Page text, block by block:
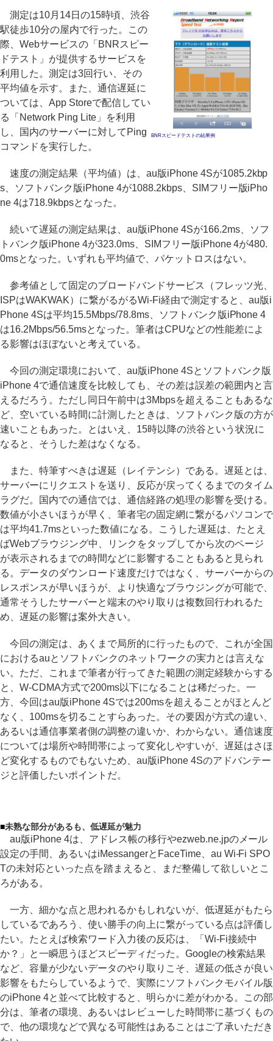
BNRスピードテストの結果例
測定は10月14日の15時頃、渋谷
駅徒歩10分の屋内で行った。この
際、Webサービスの「BNRスピー
ドテスト」が提供するサービスを
利用した。測定は3回行い、その
平均値を示す。また、通信遅延に
ついては、App Storeで配信してい
る「Network Ping Lite」を利用
し、国内のサーバーに対してPing
コマンドを実行した。
速度の測定結果（平均値）は、au版iPhone 4Sが1085.2kbp
s、ソフトバンク版iPhone 4が1088.2kbps、SIMフリー版iPho
ne 4は718.9kbpsとなった。
続いて遅延の測定結果は、au版iPhone 4Sが166.2ms、ソフ
トバンク版iPhone 4が323.0ms、SIMフリー版iPhone 4が480.
0msとなった。いずれも平均値で、パケットロスはない。
参考値として固定のブロードバンドサービス（フレッツ光、
ISPはWAKWAK）に繋がるがるWi-Fi経由で測定すると、au版i
Phone 4Sは平均15.5Mbps/78.8ms、ソフトバンク版iPhone 4
は16.2Mbps/56.5msとなった。筆者はCPUなどの性能差によ
る影響はほぼないと考えている。
今回の測定環境において、au版iPhone 4Sとソフトバンク版
iPhone 4で通信速度を比較しても、その差は誤差の範囲内と言
えるだろう。ただし同日午前中は3Mbpsを超えることもあるな
ど、空いている時間に計測したときは、ソフトバンク版の方が
速いこともあった。とはいえ、15時以降の渋谷という状況に
なると、そうした差はなくなる。
また、特筆すべきは遅延（レイテンシ）である。遅延とは、
サーバーにリクエストを送り、反応が戻ってくるまでのタイム
ラグだ。国内での通信では、通信経路の処理の影響を受ける。
数値が小さいほうが早く、筆者宅の固定網に繋がるパソコンで
は平均41.7msといった数値になる。こうした遅延は、たとえ
ばWebブラウジング中、リンクをタップしてから次のページ
が表示されるまでの時間などに影響することもあると見られ
る。データのダウンロード速度だけではなく、サーバーからの
レスポンスが早いほうが、より快適なブラウジングが可能で、
通常そうしたサーバーと端末のやり取りは複数回行われるた
め、遅延の影響は案外大きい。
今回の測定は、あくまで局所的に行ったもので、これが全国
におけるauとソフトバンクのネットワークの実力とは言えな
い。ただ、これまで筆者が行ってきた範囲の測定経験からする
と、W-CDMA方式で200ms以下になることは稀だった。一
方、今回はau版iPhone 4Sでは200msを超えることがほとんど
なく、100msを切ることすらあった。その要因が方式の違い、
あるいは通信事業者側の調整の違いか、わからない。通信速度
については場所や時間帯によって変化しやすいが、遅延はさほ
ど変化するものでもないため、au版iPhone 4Sのアドバンテー
ジと評価したいポイントだ。
■未熟な部分があるも、低遅延が魅力
au版iPhone 4は、アドレス帳の移行やezweb.ne.jpのメール
設定の手間、あるいはiMessangerとFaceTime、au Wi-Fi SPO
Tの未対応といった点を踏まえると、まだ整備して欲しいとこ
ろがある。
一方、細かな点と思われるかもしれないが、低遅延がもたら
しているであろう、使い勝手の向上に繋がっている点は評価し
たい。たとえば検索ワード入力後の反応は、「Wi-Fi接続中
か？」と一瞬思うほどスピーディだった。Googleの検索結果
など、容量が少ないデータのやり取りこそ、遅延の低さが良い
影響をもたらしているようで、実際にソフトバンクモバイル版
のiPhone 4と並べて比較すると、明らかに差がわかる。この部
分は、筆者の環境、あるいはレビューした時間帯に基づくもの
で、他の環境などで異なる可能性はあることはご了承いただき